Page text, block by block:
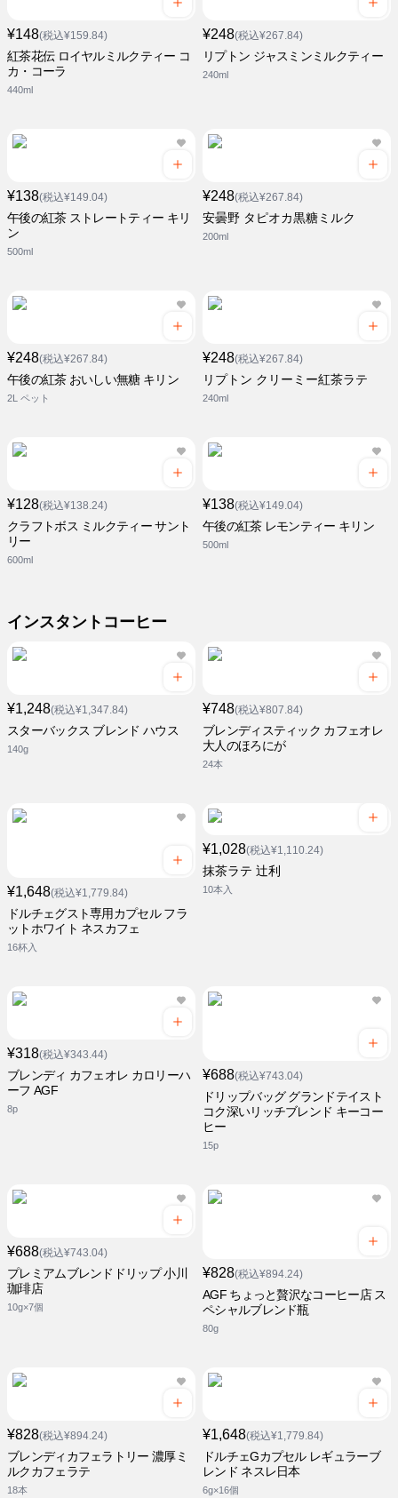
¥148(税込¥159.84)
紅茶花伝 ロイヤルミルクティー コ
カ・コーラ
440ml
¥248(税込¥267.84)
リプトン ジャスミンミルクティー
240ml
¥138(税込¥149.04)
午後の紅茶 ストレートティー キリ
ン
500ml
¥248(税込¥267.84)
安曇野 タピオカ黒糖ミルク
200ml
¥248(税込¥267.84)
午後の紅茶 おいしい無糖 キリン
2L ペット
¥248(税込¥267.84)
リプトン クリーミー紅茶ラテ
240ml
¥128(税込¥138.24)
クラフトボス ミルクティー サント
リー
600ml
¥138(税込¥149.04)
午後の紅茶 レモンティー キリン
500ml
インスタントコーヒー
¥1,248(税込¥1,347.84)
スターバックス ブレンド ハウス
140g
¥748(税込¥807.84)
ブレンディスティック カフェオレ
大人のほろにが
24本
¥1,648(税込¥1,779.84)
ドルチェグスト専用カプセル フラ
ットホワイト ネスカフェ
16杯入
¥1,028(税込¥1,110.24)
抹茶ラテ 辻利
10本入
¥318(税込¥343.44)
ブレンディ カフェオレ カロリーハ
ーフ AGF
8p
¥688(税込¥743.04)
ドリップバッグ グランドテイスト
コク深いリッチブレンド キーコー
ヒー
15p
¥688(税込¥743.04)
プレミアムブレンドドリップ 小川
珈琲店
10g×7個
¥828(税込¥894.24)
AGF ちょっと贅沢なコーヒー店 ス
ペシャルブレンド瓶
80g
¥828(税込¥894.24)
ブレンディカフェラトリー 濃厚ミ
ルクカフェラテ
18本
¥1,648(税込¥1,779.84)
ドルチェGカプセル レギュラーブ
レンド ネスレ日本
6g×16個